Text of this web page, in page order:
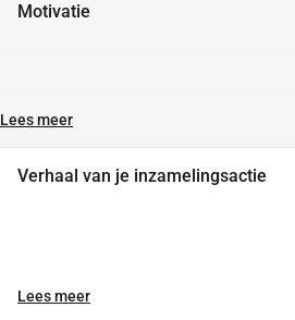
Motivatie
Lees meer
Verhaal van je inzamelingsactie
Lees meer